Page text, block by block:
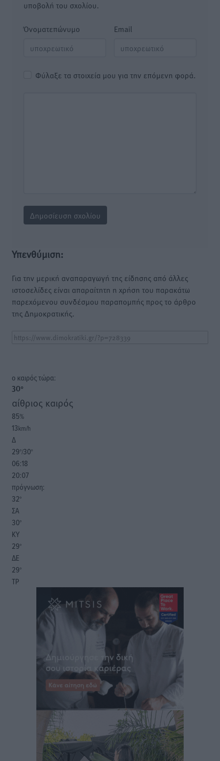
υποβολή του σχολίου.
Όνοματεπώνυμο Email
Φύλαξε τα στοιχεία μου για την επόμενη φορά.
Υπενθύμιση:
Για την μερική αναπαραγωγή της είδησης από άλλες
ιστοσελίδες είναι απαραίτητη η χρήση του παρακάτω
παρεχόμενου συνδέσμου παραπομπής προς το άρθρο
της Δημοκρατικής.
o καιρός τώρα:
30°
αίθριος καιρός
85%
13km/h
Δ
29°/30°
06:18
20:07
πρόγνωση:
32°
ΣΑ
30°
ΚΥ
29°
ΔΕ
29°
ΤΡ